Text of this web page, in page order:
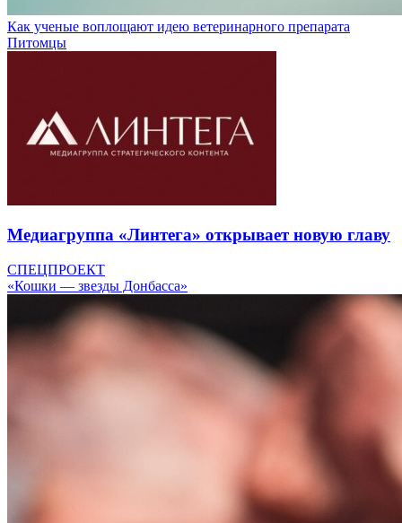
Как ученые воплощают идею ветеринарного препарата
Питомцы
Медиагруппа «Линтега» открывает новую главу
СПЕЦПРОЕКТ
«Кошки — звезды Донбасса»